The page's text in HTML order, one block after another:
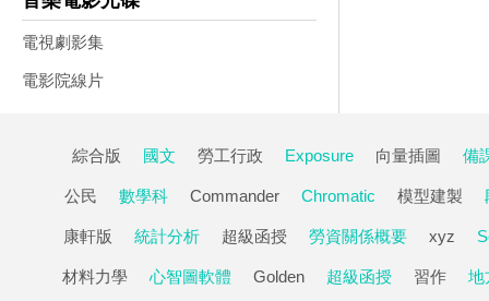
電視劇影集
電影院線片
綜合版 國文 勞工行政 Exposure 向量插圖 備
公民 數學科 Commander Chromatic 模型建製
康軒版 統計分析 超級函授 勞資關係概要 xyz
材料力學 心智圖軟體 Golden 超級函授 習作 地